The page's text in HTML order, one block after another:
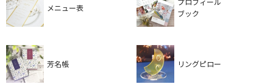
メニュー表
プロフィール
ブック
芳名帳 リングピロー